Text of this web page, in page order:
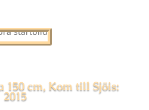
150 cm, Kom till Sjöis:
2015